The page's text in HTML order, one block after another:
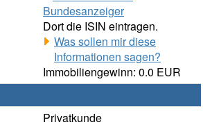
Bundesanzeiger
Dort die ISIN eintragen.
Was sollen mir diese
Informationen sagen?
Immobiliengewinn: 0.0 EUR
Privatkunde